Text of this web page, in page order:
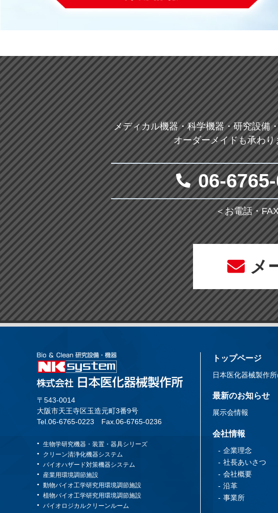
メディカル機器・科学機器・研究設備
オーダーメイドも承わ
06-
＜お電話・
メ
〒543-0014
大阪市天王寺区玉造元町3番9号
Tel.06-6765-0223
Fax.06-6765-0236
生物学研究機器・装置・器具シリーズ
クリーン清浄化機器システム
バイオハザード対策機器システム
産業用環境調節施設
動物バイオ工学研究用環境調節施設
植物バイオ工学研究用環境調節施設
バイオロジカルクリーンルーム
トップページ
日本医化器械製作
最新のお知らせ
展示会情報
会社情報
企業理念
社長あいさつ
会社概要
沿革
事業所